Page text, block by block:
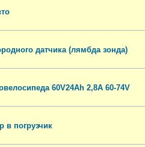
датчика (лямбда зонда)
60V24Ah 2,8A 60-74V
в погрузчик